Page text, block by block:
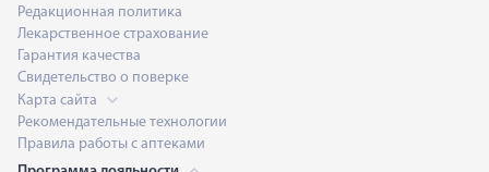
Редакционная политика
Лекарственное страхование
Гарантия качества
Свидетельство о поверке
Карта сайта
Рекомендательные технологии
Правила работы с аптеками